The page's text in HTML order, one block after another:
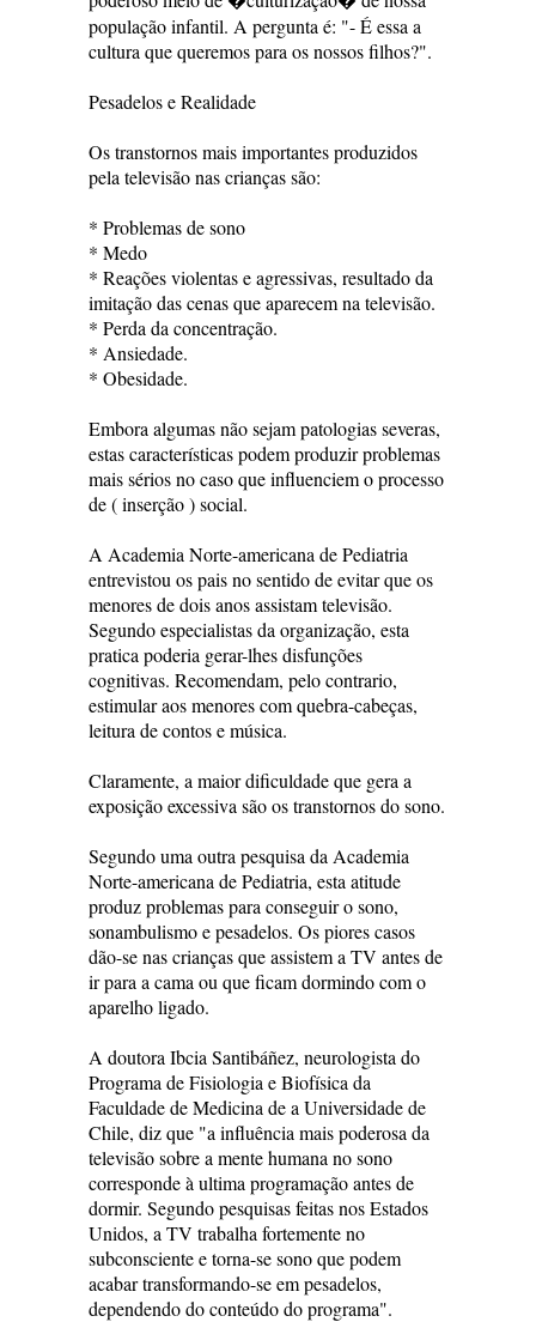
população infantil. A pergunta é: "- É essa a
cultura que queremos para os nossos filhos?".
Pesadelos e Realidade
Os transtornos mais importantes produzidos
pela televisão nas crianças são:
* Problemas de sono
* Medo
* Reações violentas e agressivas, resultado da
imitação das cenas que aparecem na televisão.
* Perda da concentração.
* Ansiedade.
* Obesidade.
Embora algumas não sejam patologias severas,
estas características podem produzir problemas
mais sérios no caso que influenciem o processo
de ( inserção ) social.
A Academia Norte-americana de Pediatria
entrevistou os pais no sentido de evitar que os
menores de dois anos assistam televisão.
Segundo especialistas da organização, esta
pratica poderia gerar-lhes disfunções
cognitivas. Recomendam, pelo contrario,
estimular aos menores com quebra-cabeças,
leitura de contos e música.
Claramente, a maior dificuldade que gera a
exposição excessiva são os transtornos do sono.
Segundo uma outra pesquisa da Academia
Norte-americana de Pediatria, esta atitude
produz problemas para conseguir o sono,
sonambulismo e pesadelos. Os piores casos
dão-se nas crianças que assistem a TV antes de
ir para a cama ou que ficam dormindo com o
aparelho ligado.
A doutora Ibcia Santibáñez, neurologista do
Programa de Fisiologia e Biofísica da
Faculdade de Medicina de a Universidade de
Chile, diz que "a influência mais poderosa da
televisão sobre a mente humana no sono
corresponde à ultima programação antes de
dormir. Segundo pesquisas feitas nos Estados
Unidos, a TV trabalha fortemente no
subconsciente e torna-se sono que podem
acabar transformando-se em pesadelos,
dependendo do conteúdo do programa".